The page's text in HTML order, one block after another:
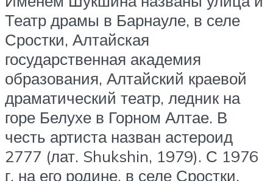
Театр драмы в Барнауле, в селе
Сростки, Алтайская
государственная академия
образования, Алтайский краевой
драматический театр, ледник на
горе Белухе в Горном Алтае. В
честь артиста назван астероид
2777 (лат. Shukshin, 1979). С 1976
г. на его родине, в селе Сростки,